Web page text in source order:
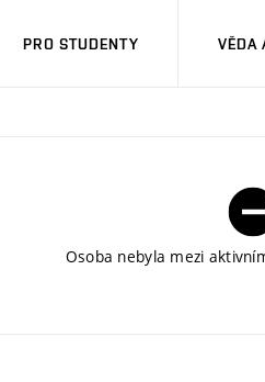
PRO STUDENTY VĚDA
Osoba nebyla mezi